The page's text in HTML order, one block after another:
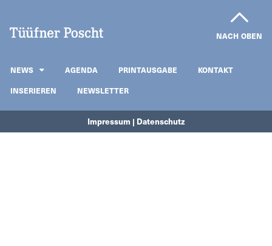
NACH OBEN
NEWS AGENDA PRINTAUSGABE
KONTAKT
INSERIEREN
NEWSLETTER
Impressum | Datenschutz